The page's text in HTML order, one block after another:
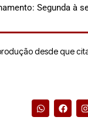
Segunda à
desde que